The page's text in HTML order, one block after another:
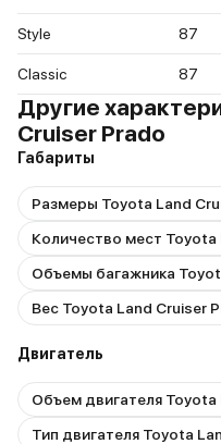
Style 87
Classic 87
Другие
Cruiser Prado
Габариты
Размеры Toyota Land
Количество мест Toyota
Вес Toyota Land Cruiser
Двигатель
Объем двигателя Toyota
Тип двигателя Toyota